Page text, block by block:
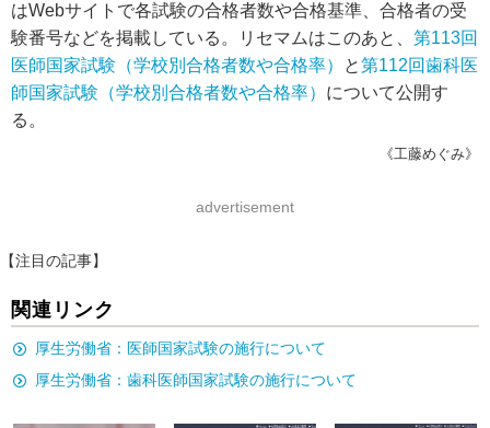
はWebサイトで各試験の合格者数や合格基準、合格者の受
験番号などを掲載している。リセマムはこのあと、 第113回
医師国家試験（学校別合格者数や合格率）
と第112回歯科医
師国家試験（学校別合格者数や合格率） について公開す
る。
《工藤めぐみ》
advertisement
【注目の記事】
関連リンク
厚生労働省：医師国家試験の施行について
厚生労働省：歯科医師国家試験の施行について